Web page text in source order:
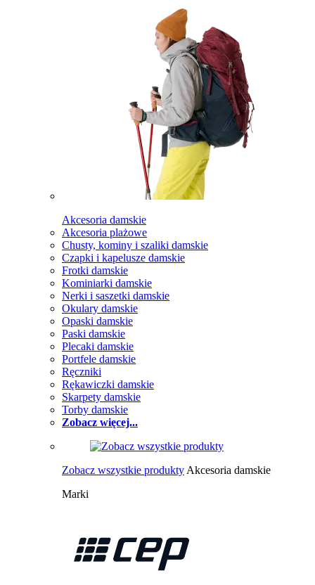
Akcesoria damskie
Akcesoria plażowe
Chusty, kominy i szaliki damskie
Czapki i kapelusze damskie
Frotki damskie
Kominiarki damskie
Nerki i saszetki damskie
Okulary damskie
Opaski damskie
Paski damskie
Plecaki damskie
Portfele damskie
Ręczniki
Rękawiczki damskie
Skarpety damskie
Torby damskie
Zobacz więcej...
Zobacz wszystkie produkty Akcesoria damskie
Marki